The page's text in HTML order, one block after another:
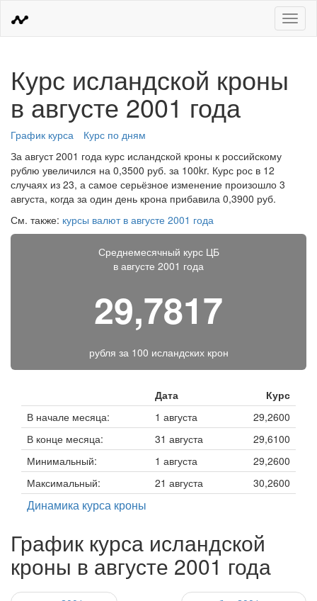
Меню
Курс исландской кроны
в августе 2001 года
График курса
Курс по дням
За август 2001 года курс исландской кроны к российскому
рублю увеличился на 0,3500 руб. за 100kr. Курс рос в 12
случаях из 23, а самое серьёзное изменение произошло 3
августа, когда за один день крона прибавила 0,3900 руб.
См. также: курсы валют в августе 2001 года
Среднемесячный курс ЦБ
в августе 2001 года
29,7817
рубля за 100 исландских крон
Дата
Курс
В начале месяца:
1 августа
29,2600
В конце месяца:
31 августа
29,6100
Минимальный:
1 августа
29,2600
Максимальный:
21 августа 30,2600
Динамика курса кроны
График курса исландской
кроны в августе 2001 года